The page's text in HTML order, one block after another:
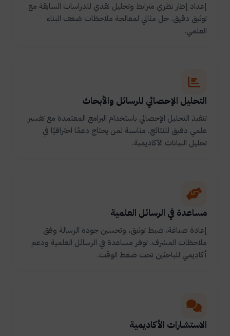
إعداد إطار نظري مترابط وتحليل نقدي للدراسات السابقة مع
توثيق دقيق. حل مثالي لمعالجة ملاحظات ضعف البناء
العلمي.
التحليل الإحصائي للرسائل والأبحاث
تنفيذ التحليل الإحصائي باستخدام البرامج المعتمدة مع تفسير
علمي دقيق للنتائج. مناسبة لمن يحتاج دعمًا احترافيًا في
تحليل البيانات الأكاديمية.
مساعدة في الرسائل العلمية
إعادة صياغة، ضبط توثيق، وتحسين جودة الرسالة وفق
ملاحظات المشرف. توفر مساعدة في الرسائل العلمية ودعم
أكاديمي للباحثين تحت ضغط الوقت.
الاستشارات الأكاديمية